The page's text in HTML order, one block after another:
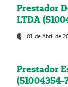
Prestador
LTDA
01 de Abril de
Prestador
(51004354-